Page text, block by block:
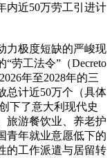
内近50万劳工引进计
力极度短缺的严峻现
劳工法令”（Decreto
年至2028年的三
总计近50万个（具体
下了意大利现代史
旅游餐饮业、养老护
青年就业意愿低下的
的工作派遣与居留转